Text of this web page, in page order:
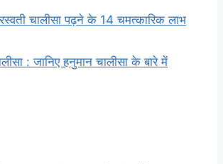
चालीसा पढ़ने के 14 चमत्कारिक लाभ
: जानिए हनुमान चालीसा के बारे में